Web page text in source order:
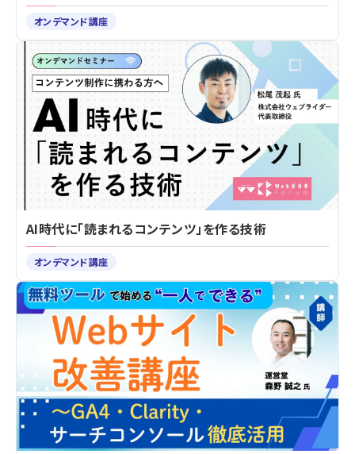
オンデマンド講座
AI時代に「読まれるコンテンツ」を作る技術
オンデマンド講座